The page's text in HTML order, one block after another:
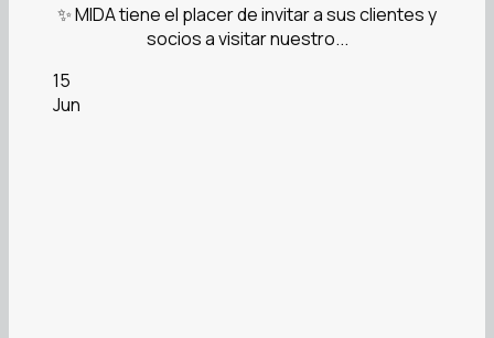
✨ MIDA tiene el placer de invitar a sus clientes y
socios a visitar nuestro...
15
Jun